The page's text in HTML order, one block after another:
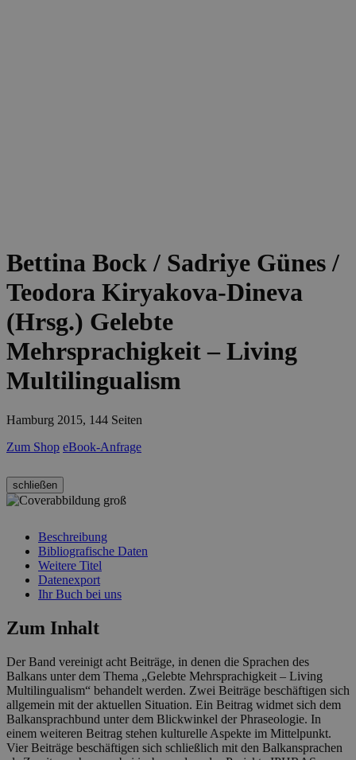
Bettina Bock / Sadriye Günes /
Teodora Kiryakova-Dineva
(Hrsg.) Gelebte
Mehrsprachigkeit – Living
Multilingualism
Hamburg 2015, 144 Seiten
Zum Shop eBook-Anfrage
schließen
Beschreibung
Bibliografische Daten
Weitere Titel
Datenexport
Ihr Buch bei uns
Zum Inhalt
Der Band vereinigt acht Beiträge, in denen die Sprachen des
Balkans unter dem Thema „Gelebte Mehrsprachigkeit – Living
Multilingualism“ behandelt werden. Zwei Beiträge beschäftigen sich
allgemein mit der aktuellen Situation. Ein Beitrag widmet sich dem
Balkansprachbund unter dem Blickwinkel der Phraseologie. In
einem weiteren Beitrag stehen kulturelle Aspekte im Mittelpunkt.
Vier Beiträge beschäftigen sich schließlich mit den Balkansprachen